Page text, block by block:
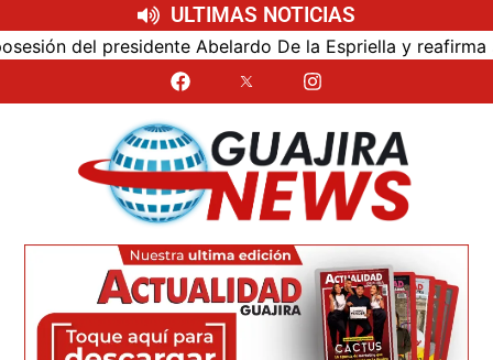
ULTIMAS NOTICIAS
del presidente Abelardo De la Espriella y reafirma su